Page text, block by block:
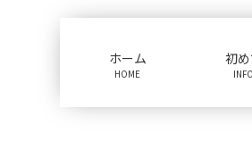
ホーム
HOME
初